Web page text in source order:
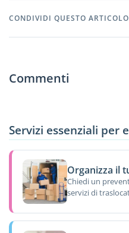
CONDIVIDI QUESTO ARTICOLO
Commenti
Servizi essenziali per
Organizza il
Chiedi un
servizi di